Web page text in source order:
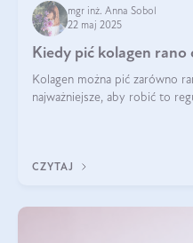
mgr inż. Anna Sobol
22 maj 2025
Kiedy pić kolagen rano
Kolagen można pić zarówno
najważniejsze, aby robić to
CZYTAJ